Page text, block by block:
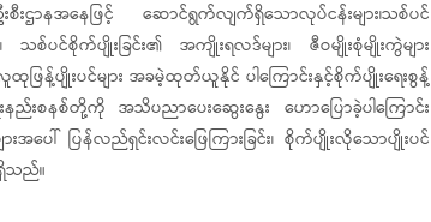
းဌာနအနေဖြင့် ဆောင်ရွက်လျက်ရှိသောလုပ်ငန်းများ၊သစ်ပင်
သစ်ပင်စိုက်ပျိုးခြင်း၏ အကျိုးရလဒ်များ၊ ဇီဝမျိုးစုံမျိုးကွဲများ
ြန့်ပျိုးပင်များ အခမဲ့ထုတ်ယူနိုင် ပါကြောင်းနှင့်စိုက်ပျိုးရေးစွန့်
နည်းစနစ်တို့ကို အသိပညာပေးဆွေးနွေး ဟောပြောခဲ့ပါကြောင်း
ေါ် ပြန်လည်ရှင်းလင်းဖြေကြားခြင်း၊ စိုက်ပျိုးလိုသောပျိုးပင်
သည်။